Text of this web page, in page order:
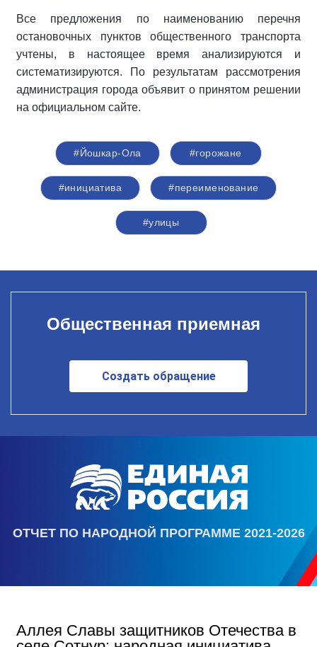
Все предложения по наименованию перечня
остановочных пунктов общественного транспорта
учтены, в настоящее время анализируются и
систематизируются. По результатам рассмотрения
администрация города объявит о принятом решении
на официальном сайте.
#Йошкар-Ола #горожане
#инициатива #переименование
#улицы
Общественная приемная
Создать обращение
ОТЧЕТ ПО НАРОДНОЙ ПРОГРАММЕ 2021-2026
Аллея Славы защитников Отечества в